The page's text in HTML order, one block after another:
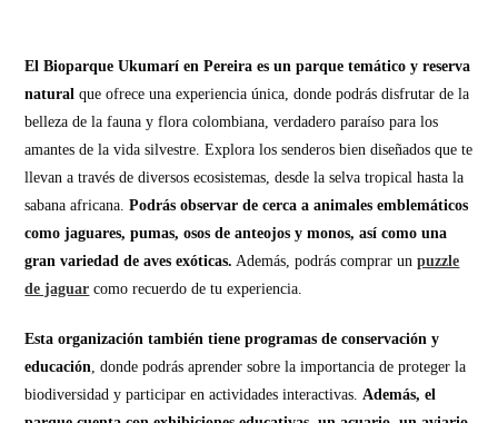
El Bioparque Ukumarí en Pereira es un parque temático y reserva
naturalque ofrece una experiencia única, donde podrás disfrutar de la
belleza de la fauna y flora colombiana, verdadero paraíso para los
amantes de la vida silvestre. Explora los senderos bien diseñados que te
llevan a través de diversos ecosistemas, desde la selva tropical hasta la
sabana africana.Podrás observar de cerca a animales emblemáticos
como jaguares, pumas, osos de anteojos y monos, así como una
gran variedad de aves exóticas. Además, podrás comprar unpuzzle
de jaguar como recuerdo de tu experiencia.
Esta organización también tiene programas de conservación y
educación, donde podrás aprender sobre la importancia de proteger la
biodiversidad y participar en actividades interactivas.Además, el